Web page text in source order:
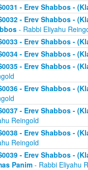
- Erev Shabbos -
- Erev Shabbos -
- Rabbi Eliyahu
- Erev Shabbos -
- Erev Shabbos -
- Erev Shabbos -
- Erev Shabbos -
- Erev Shabbos -
Reingold
- Erev Shabbos -
Reingold
- Erev Shabbos -
Panim - Rabbi Eliyahu